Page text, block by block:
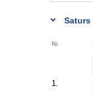
Saturs
Nr.
1.